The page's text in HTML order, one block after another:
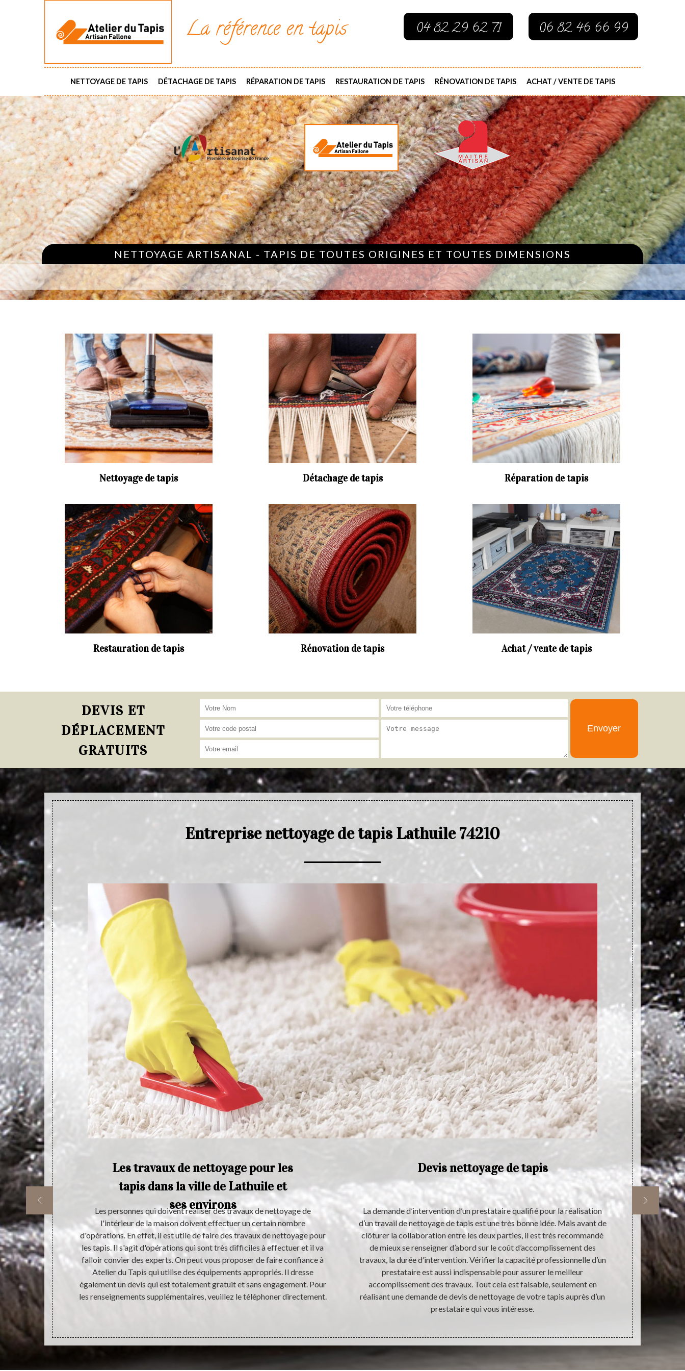
La référence en tapis 04 82 29 62 71 06 82 46 66 99
NETTOYAGE DE TAPIS DÉTACHAGE DE TAPIS RÉPARATION DE TAPIS RESTAURATION DE TAPIS RÉNOVATION DE TAPIS ACHAT / VENTE DE TAPIS
NETTOYAGE ARTISANAL - TAPIS DE TOUTES ORIGINES ET TOUTES DIMENSIONS
Nettoyage de tapis Détachage de tapis Réparation de tapis
Restauration de tapis Rénovation de tapis Achat / vente de tapis
DEVIS ET
DÉPLACEMENT
GRATUITS
Entreprise nettoyage de tapis Lathuile 74210
satisfaire
nous vous
du Tapis
permet pas
aussi
en vous
nous
pour que
de votre
Les travaux de nettoyage pour les
tapis dans la ville de Lathuile et
ses environs
Les personnes qui doivent réaliser des travaux de nettoyage de
l'intérieur de la maison doivent effectuer un certain nombre
d'opérations. En effet, il est utile de faire des travaux de nettoyage pour
les tapis. Il s'agit d'opérations qui sont très difficiles à effectuer et il va
falloir convier des experts. On peut vous proposer de faire confiance à
Atelier du Tapis qui utilise des équipements appropriés. Il dresse
également un devis qui est totalement gratuit et sans engagement. Pour
les renseignements supplémentaires, veuillez le téléphoner directement.
Devis nettoyage de tapis
La demande d’intervention d’un prestataire qualifié pour la réalisation
d’un travail de nettoyage de tapis est une très bonne idée. Mais avant de
clôturer la collaboration entre les deux parties, il est très recommandé
de mieux se renseigner d’abord sur le coût d’accomplissement des
travaux, la durée d’intervention. Vérifier la capacité professionnelle d’un
prestataire est aussi indispensable pour assurer le meilleur
accomplissement des travaux. Tout cela est faisable, seulement en
réalisant une demande de devis de nettoyage de votre tapis auprès d’un
prestataire qui vous intéresse.
Pour la
primordial
des
le choix
C’est
devrait pas
tapis